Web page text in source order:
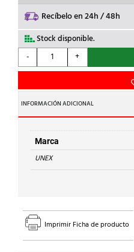
Recíbelo en 24h / 48h
Stock disponible.
-
UNEX
-
PVC
P/78043/78093
BL.NIEVE
cantidad
+
INFORMACIÓN ADICIONAL
Marca
UNEX
Imprimir Ficha de producto